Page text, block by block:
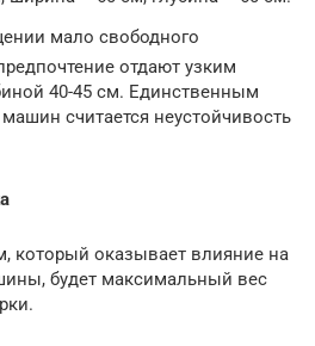
мало свободного
отдают узким
40-45 см. Единственным
считается неустойчивость
который оказывает влияние на
будет максимальный вес